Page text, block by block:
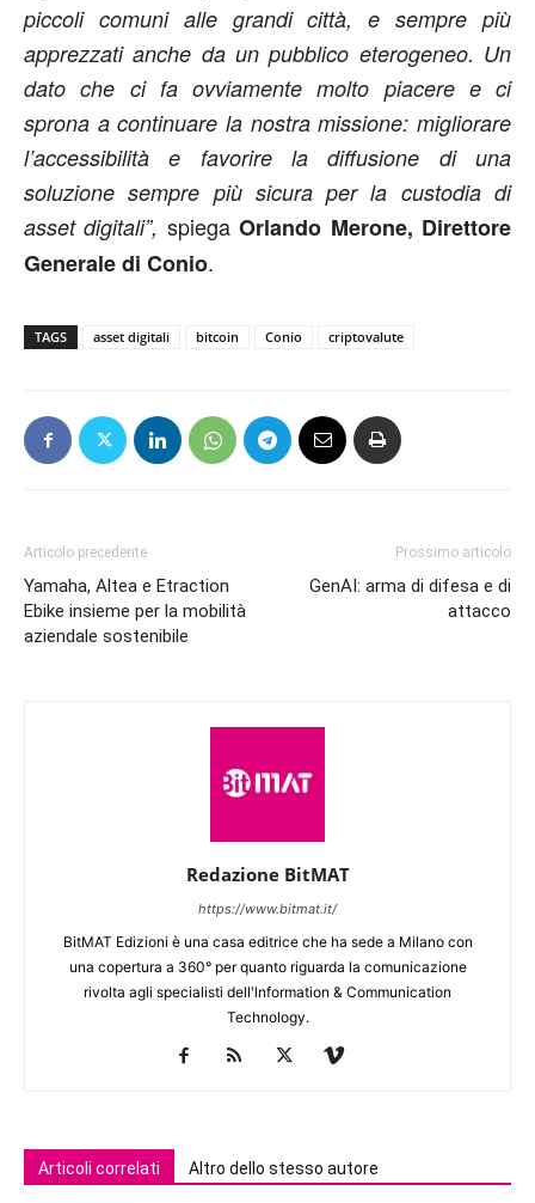
piccoli comuni alle grandi città, e sempre più
apprezzati anche da un pubblico eterogeneo. Un
dato che ci fa ovviamente molto piacere e ci
sprona a continuare la nostra missione: migliorare
l’accessibilità e favorire la diffusione di una
soluzione sempre più sicura per la custodia di
asset digitali”, spiegaOrlando Merone, Direttore
Generale di Conio.
TAGS asset digitali bitcoin Conio criptovalute
Articolo precedente
Yamaha, Altea e Etraction
Ebike insieme per la mobilità
aziendale sostenibile
Prossimo articolo
GenAI: arma di difesa e di
attacco
Redazione BitMAT
https://www.bitmat.it/
BitMAT Edizioni è una casa editrice che ha sede a Milano con
una copertura a 360° per quanto riguarda la comunicazione
rivolta agli specialisti dell'lnformation & Communication
Technology.
Articoli correlati Altro dello stesso autore